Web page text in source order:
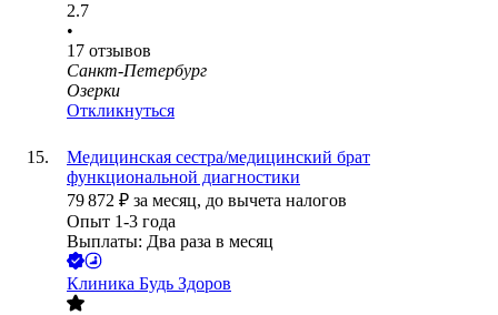
2.7
•
17 отзывов
Санкт-Петербург
Озерки
Откликнуться
Медицинская сестра/медицинский брат
функциональной диагностики
79 872 ₽ за месяц, до вычета налогов
Опыт 1-3 года
Выплаты: Два раза в месяц
Клиника Будь Здоров